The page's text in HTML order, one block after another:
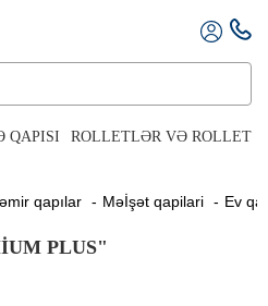
QAPISI ROLLETLƏR VƏ ROLLET
Dəmir qapılar Məİşət qapilari Ev
PLUS"